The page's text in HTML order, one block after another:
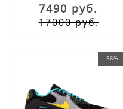
7490 руб.
17000 руб.
-56%